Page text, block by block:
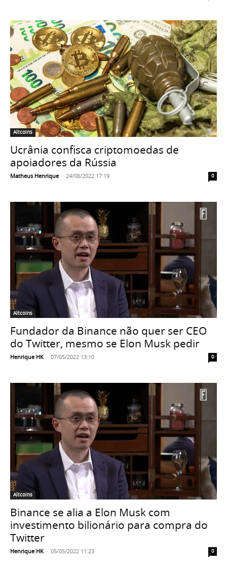
Altcoins
Ucrânia confisca criptomoedas de
apoiadores da Rússia
Matheus Henrique - 24/08/2022 17:19 0
Altcoins
Fundador da Binance não quer ser CEO
do Twitter, mesmo se Elon Musk pedir
Henrique HK - 07/05/2022 13:10 0
Altcoins
Binance se alia a Elon Musk com
investimento bilionário para compra do
Twitter
Henrique HK - 05/05/2022 11:23 0